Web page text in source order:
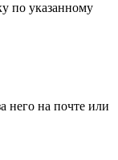
по указанному
него на почте или